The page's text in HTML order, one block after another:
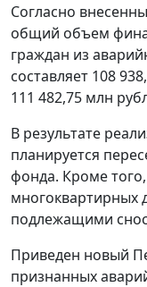
Согласно
общий объем
граждан из
составляет 108
111 482,75 млн
В результате
планируется
фонда. Кроме
многоквартирных
подлежащими
Приведен новый
признанных